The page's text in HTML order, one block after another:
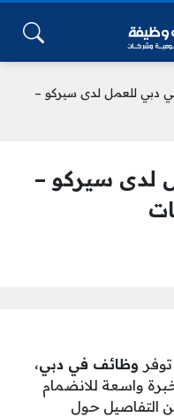
دبي للعمل لدى سيركو –
لدى سيركو –
وظائف في دبي،
واسعة للانضمام
التفاصيل حول